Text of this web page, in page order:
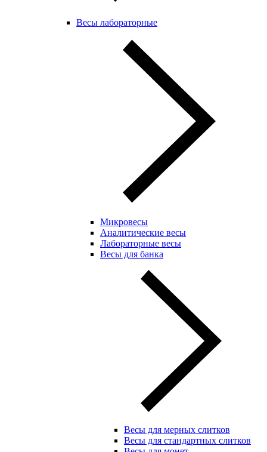
Весы лабораторные
Микровесы
Аналитические весы
Лабораторные весы
Весы для банка
Весы для мерных слитков
Весы для стандартных слитков